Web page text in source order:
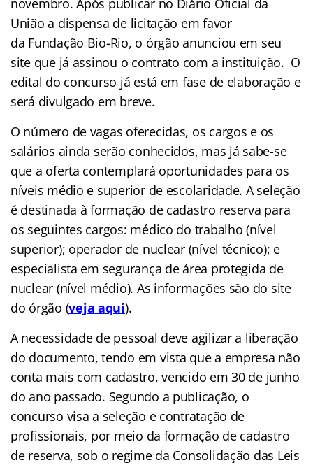
novembro. Após publicar no Diário Oficial da
União a dispensa de licitação em favor
da Fundação Bio-Rio, o órgão anunciou em seu
site que já assinou o contrato com a instituição. O
edital do concurso já está em fase de elaboração e
será divulgado em breve.
O número de vagas oferecidas, os cargos e os
salários ainda serão conhecidos, mas já sabe-se
que a oferta contemplará oportunidades para os
níveis médio e superior de escolaridade. A seleção
é destinada à formação de cadastro reserva para
os seguintes cargos: médico do trabalho (nível
superior); operador de nuclear (nível técnico); e
especialista em segurança de área protegida de
nuclear (nível médio). As informações são do site
do órgão (veja aqui).
A necessidade de pessoal deve agilizar a liberação
do documento, tendo em vista que a empresa não
conta mais com cadastro, vencido em 30 de junho
do ano passado. Segundo a publicação, o
concurso visa a seleção e contratação de
profissionais, por meio da formação de cadastro
de reserva, sob o regime da Consolidação das Leis